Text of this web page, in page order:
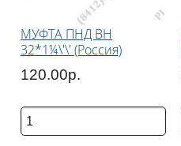
МУФТА ПНД ВН
32*1¼\'\' (Россия)
120.00р.